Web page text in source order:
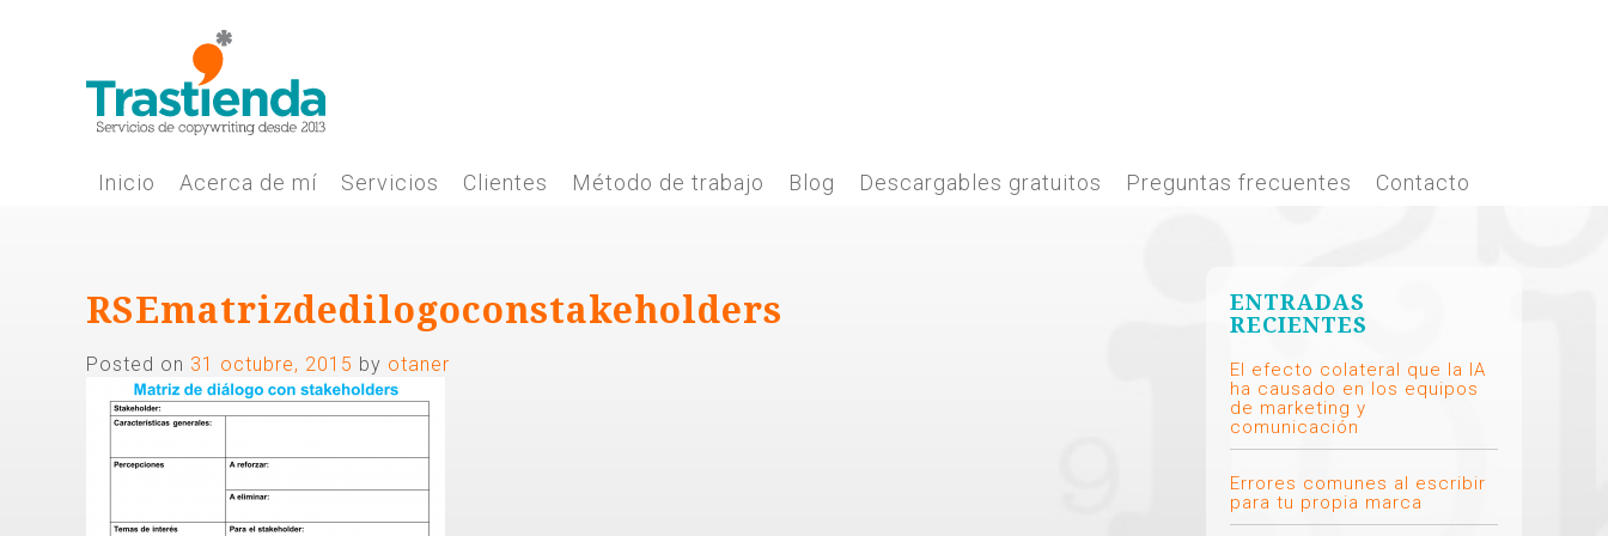
Inicio Acerca de mí Servicios Clientes Método de trabajo Blog Descargables gratuitos Preguntas frecuentes Contacto
RSEmatrizdedilogoconstakeholders
Posted on 31 octubre, 2015 by otaner
ENTRADAS
RECIENTES
El efecto colateral que la IA
ha causado en los equipos
de marketing y
comunicación
Errores comunes al escribir
para tu propia marca